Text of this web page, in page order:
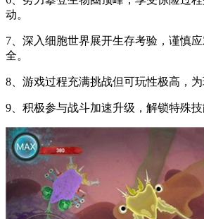
动。
7、深入细胞世界展开生存考验，谨慎
全。
8、游戏过程充满挑战但可玩性极高，为
9、积极参与战斗加速升级，解锁特殊技